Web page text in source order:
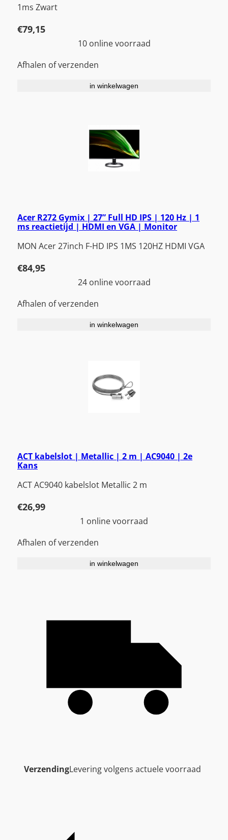
1ms Zwart
€79,15
10 online voorraad
Afhalen of verzenden
in winkelwagen
Acer R272 Gymix | 27” Full HD IPS | 120 Hz | 1
ms reactietijd | HDMI en VGA | Monitor
MON Acer 27inch F-HD IPS 1MS 120HZ HDMI VGA
€84,95
24 online voorraad
Afhalen of verzenden
in winkelwagen
ACT kabelslot | Metallic | 2 m | AC9040 | 2e
Kans
ACT AC9040 kabelslot Metallic 2 m
€26,99
1 online voorraad
Afhalen of verzenden
in winkelwagen
VerzendingLevering volgens actuele voorraad